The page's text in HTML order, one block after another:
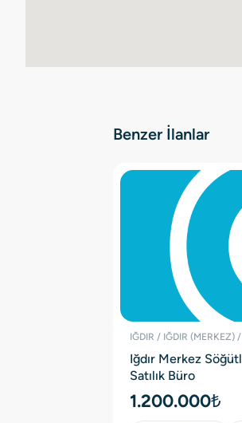
Benzer İlanlar
IĞDIR / IĞDIR (MERKEZ)
Iğdır Merkez
Satılık Büro
1.200.000₺